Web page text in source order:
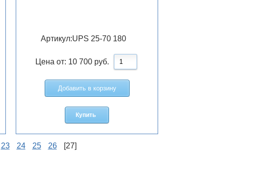
Артикул:UPS 25-70 180
Цена от: 10 700 руб.
Добавить в корзину
Купить
23 24 25 26 [27]